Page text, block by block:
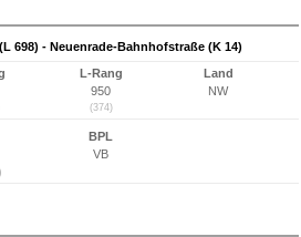
698) - Neuenrade-Bahnhofstraße (K 14)
L-Rang
950
(374)
Land
NW
BPL
VB